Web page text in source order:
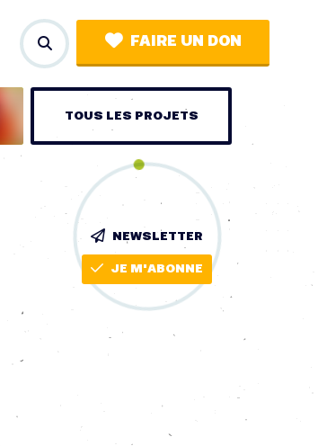
FAIRE UN DON
TOUS LES PROJETS
NEWSLETTER
JE M'ABONNE